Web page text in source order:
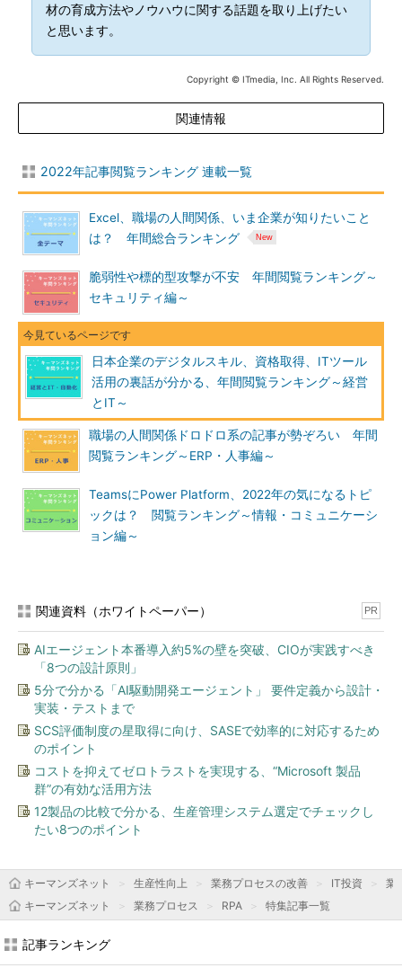
材の育成方法やノウハウに関する話題を取り上げたい
と思います。
Copyright © ITmedia, Inc. All Rights Reserved.
関連情報
2022年記事閲覧ランキング 連載一覧
Excel、職場の人間関係、いま企業が知りたいこと
は？ 年間総合ランキング
脆弱性や標的型攻撃が不安 年間閲覧ランキング～
セキュリティ編～
日本企業のデジタルスキル、資格取得、ITツール
活用の裏話が分かる、年間閲覧ランキング～経営
とIT～
職場の人間関係ドロドロ系の記事が勢ぞろい 年間
閲覧ランキング～ERP・人事編～
TeamsにPower Platform、2022年の気になるトピ
ックは？ 閲覧ランキング～情報・コミュニケーシ
ョン編～
関連資料（ホワイトペーパー） PR
AIエージェント本番導入約5%の壁を突破、CIOが実践すべき
「8つの設計原則」
5分で分かる「AI駆動開発エージェント」 要件定義から設計・
実装・テストまで
SCS評価制度の星取得に向け、SASEで効率的に対応するため
のポイント
コストを抑えてゼロトラストを実現する、“Microsoft 製品
群”の有効な活用方法
12製品の比較で分かる、生産管理システム選定でチェックし
たい8つのポイント
キーマンズネット 生産性向上 業務プロセスの改善 IT投資
業
キーマンズネット
業務プロセス RPA 特集記事一覧
記事ランキング